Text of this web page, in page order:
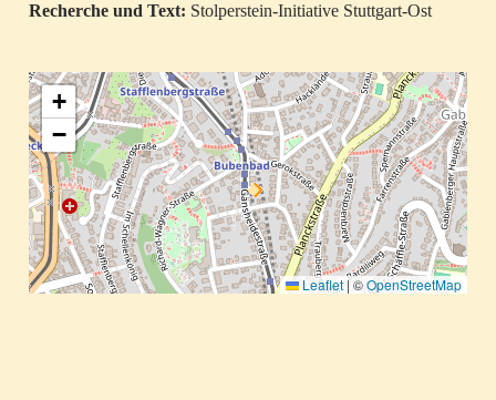
Recherche und Text: Stolperstein-Initiative Stuttgart-Ost
+
−
Leaflet |©OpenStreetMap